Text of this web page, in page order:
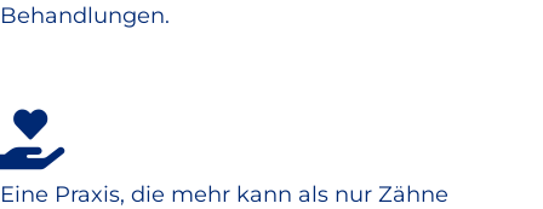
Behandlungen.
Eine Praxis, die mehr kann als nur Zähne